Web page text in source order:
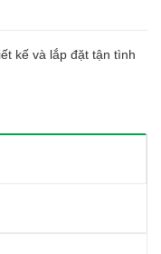
kế và lắp đặt tận tình